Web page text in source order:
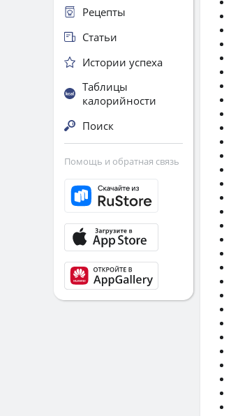
Рецепты
Статьи
Истории успеха
Таблицы
калорийности
Поиск
Помощь и обратная связь